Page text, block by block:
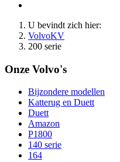
U bevindt zich hier:
VolvoKV
200 serie
Onze Volvo's
Bijzondere modellen
Katterug en Duett
Duett
Amazon
P1800
140 serie
164